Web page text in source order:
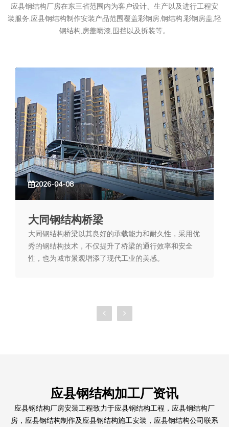
应县钢结构厂房在东三省范围内为客户设计、生产以及进行工程安
装服务,应县钢结构制作安装产品范围覆盖彩钢房,钢结构,彩钢房盖,轻
钢结构,房盖喷漆,围挡以及拆装等。
2026-04-08
大同钢结构桥梁
大同钢结构桥梁以其良好的承载能力和耐久性，采用优
秀的钢结构技术，不仅提升了桥梁的通行效率和安全
性，也为城市景观增添了现代工业的美感。
2026-04-08
大同钢结构看台
大同钢结构看台以轻巧的钢结构体系构建，具有稳固的
支撑结构和灵活的设计空间，既保证了观赛的安全性，
又展现了现代建筑的美学特色，成为体育场馆和大型活
应县钢结构加工厂资讯
应县钢结构厂房安装工程致力于应县钢结构工程，应县钢结构厂
房，应县钢结构制作及应县钢结构施工安装，应县钢结构公司联系